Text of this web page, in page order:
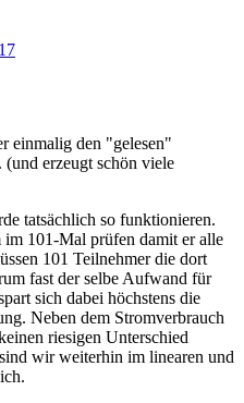
einmalig den "gelesen"
(und erzeugt schön viele
tatsächlich so funktionieren.
im 101-Mal prüfen damit er alle
101 Teilnehmer die dort
fast der selbe Aufwand für
sich dabei höchstens die
Neben dem Stromverbrauch
riesigen Unterschied
wir weiterhin im linearen und